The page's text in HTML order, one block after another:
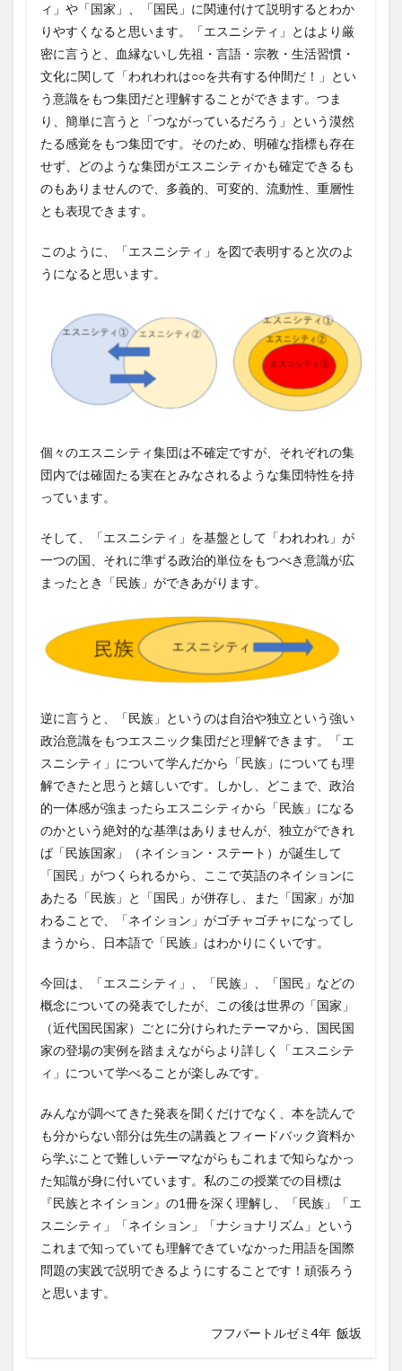
ィ」や「国家」、「国民」に関連付けて説明するとわか
りやすくなると思います。「エスニシティ」とはより厳
密に言うと、血縁ないし先祖・言語・宗教・生活習慣・
文化に関して「われわれは○○を共有する仲間だ！」とい
う意識をもつ集団だと理解することができます。つま
り、簡単に言うと「つながっているだろう」という漠然
たる感覚をもつ集団です。そのため、明確な指標も存在
せず、どのような集団がエスニシティかも確定できるも
のもありませんので、多義的、可変的、流動性、重層性
とも表現できます。
このように、「エスニシティ」を図で表明すると次のよ
うになると思います。
個々のエスニシティ集団は不確定ですが、それぞれの集
団内では確固たる実在とみなされるような集団特性を持
っています。
そして、「エスニシティ」を基盤として「われわれ」が
一つの国、それに準ずる政治的単位をもつべき意識が広
まったとき「民族」ができあがります。
逆に言うと、「民族」というのは自治や独立という強い
政治意識をもつエスニック集団だと理解できます。「エ
スニシティ」について学んだから「民族」についても理
解できたと思うと嬉しいです。しかし、どこまで、政治
的一体感が強まったらエスニシティから「民族」になる
のかという絶対的な基準はありませんが、独立ができれ
ば「民族国家」（ネイション・ステート）が誕生して
「国民」がつくられるから、ここで英語のネイションに
あたる「民族」と「国民」が併存し、また「国家」が加
わることで、「ネイション」がゴチャゴチャになってし
まうから、日本語で「民族」はわかりにくいです。
今回は、「エスニシティ」、「民族」、「国民」などの
概念についての発表でしたが、この後は世界の「国家」
（近代国民国家）ごとに分けられたテーマから、国民国
家の登場の実例を踏まえながらより詳しく「エスニシテ
ィ」について学べることが楽しみです。
みんなが調べてきた発表を聞くだけでなく、本を読んで
も分からない部分は先生の講義とフィードバック資料か
ら学ぶことで難しいテーマながらもこれまで知らなかっ
た知識が身に付いています。私のこの授業での目標は
『民族とネイション』の1冊を深く理解し、「民族」「エ
スニシティ」「ネイション」「ナショナリズム」という
これまで知っていても理解できていなかった用語を国際
問題の実践で説明できるようにすることです！頑張ろう
と思います。
フフバートルゼミ4年 飯坂